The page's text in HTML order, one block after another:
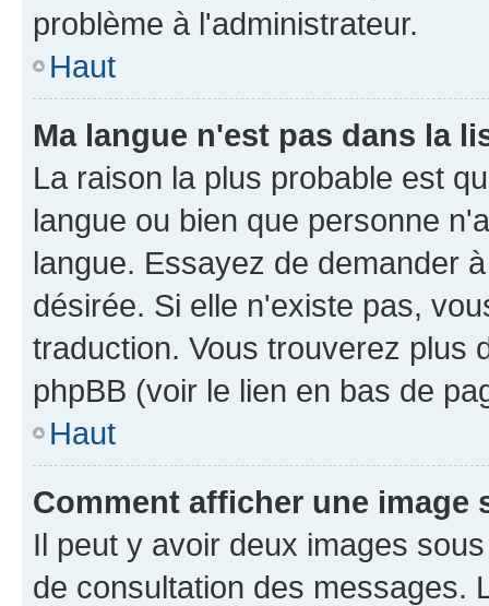
problème à l'administrateur.
Haut
Ma langue n'est pas dans la
La raison la plus probable est
langue ou bien que personne
langue. Essayez de demander
désirée. Si elle n'existe pas,
traduction. Vous trouverez plus
phpBB (voir le lien en bas de
Haut
Comment afficher une image
Il peut y avoir deux images
de consultation des messages.